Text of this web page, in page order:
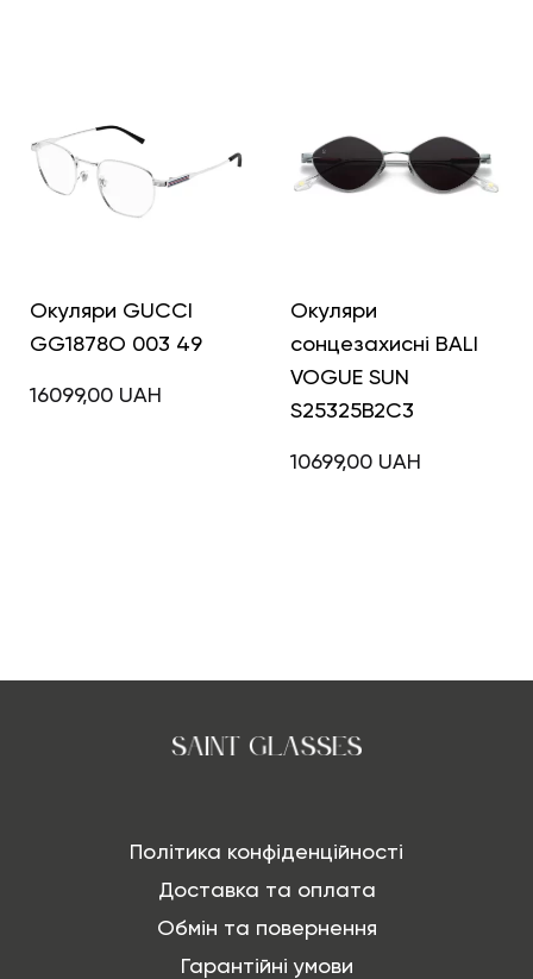
Окуляри GUCCI
GG1878O 003 49
16099,00 UAH
Окуляри
сонцезахисні BALI
VOGUE SUN
S25325B2C3
10699,00 UAH
Політика конфіденційності
Доставка та оплата
Обмін та повернення
Гарантійні умови